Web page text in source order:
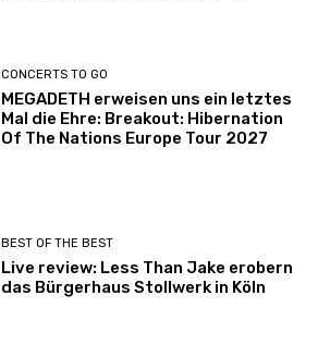
CONCERTS TO GO
MEGADETH erweisen uns ein letztes
Mal die Ehre: Breakout: Hibernation
Of The Nations Europe Tour 2027
BEST OF THE BEST
Live review: Less Than Jake erobern
das Bürgerhaus Stollwerk in Köln